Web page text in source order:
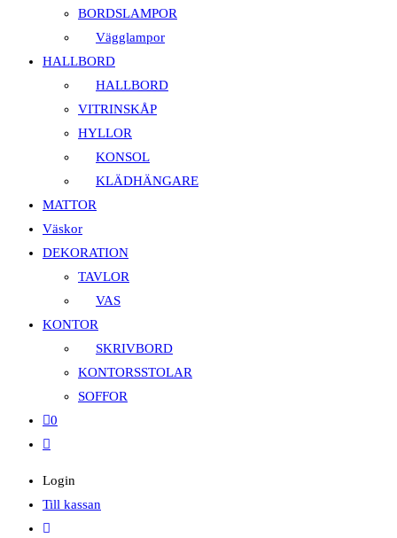
BORDSLAMPOR
Vägglampor
HALLBORD
HALLBORD
VITRINSKÅP
HYLLOR
KONSOL
KLÄDHÄNGARE
MATTOR
Väskor
DEKORATION
TAVLOR
VAS
KONTOR
SKRIVBORD
KONTORSSTOLAR
SOFFOR
0
Slå
webbplatssökning
Login
Till kassan